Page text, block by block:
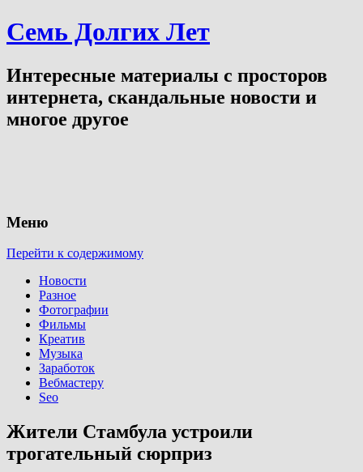
Семь Долгих Лет
Интересные материалы с просторов
интернета, скандальные новости и
многое другое
Меню
Перейти к содержимому
Новости
Разное
Фотографии
Фильмы
Креатив
Музыка
Заработок
Вебмастеру
Seo
Жители Стамбула устроили
трогательный сюрприз